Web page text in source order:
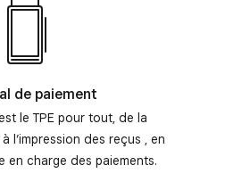
de paiement
le TPE pour tout, de la
l’impression des reçus , en
en charge des paiements.